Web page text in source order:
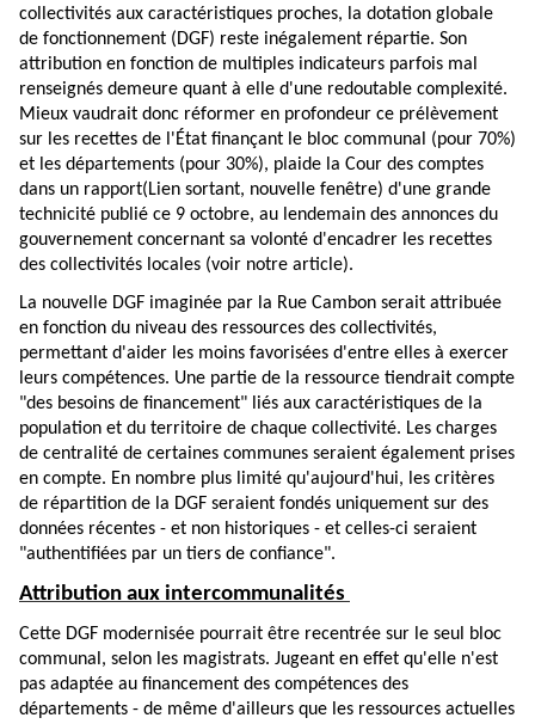
collectivités aux caractéristiques proches, la dotation globale
de fonctionnement (DGF) reste inégalement répartie. Son
attribution en fonction de multiples indicateurs parfois mal
renseignés demeure quant à elle d'une redoutable complexité.
Mieux vaudrait donc réformer en profondeur ce prélèvement
sur les recettes de l'État finançant le bloc communal (pour 70%)
et les départements (pour 30%), plaide la Cour des comptes
dans un rapport(Lien sortant, nouvelle fenêtre) d'une grande
technicité publié ce 9 octobre, au lendemain des annonces du
gouvernement concernant sa volonté d'encadrer les recettes
des collectivités locales (voir notre article).
La nouvelle DGF imaginée par la Rue Cambon serait attribuée
en fonction du niveau des ressources des collectivités,
permettant d'aider les moins favorisées d'entre elles à exercer
leurs compétences. Une partie de la ressource tiendrait compte
"des besoins de financement" liés aux caractéristiques de la
population et du territoire de chaque collectivité. Les charges
de centralité de certaines communes seraient également prises
en compte. En nombre plus limité qu'aujourd'hui, les critères
de répartition de la DGF seraient fondés uniquement sur des
données récentes - et non historiques - et celles-ci seraient
"authentifiées par un tiers de confiance".
Attribution aux intercommunalités
Cette DGF modernisée pourrait être recentrée sur le seul bloc
communal, selon les magistrats. Jugeant en effet qu'elle n'est
pas adaptée au financement des compétences des
départements - de même d'ailleurs que les ressources actuelles